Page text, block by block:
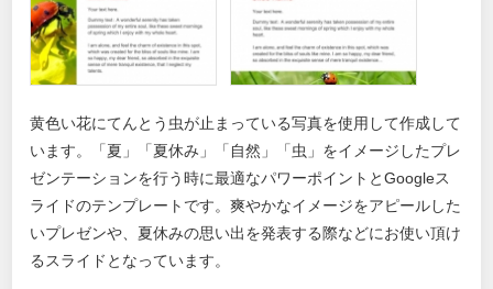
黄色い花にてんとう虫が止まっている写真を使用して作成して
います。「夏」「夏休み」「自然」「虫」をイメージしたプレ
ゼンテーションを行う時に最適なパワーポイントとGoogleス
ライドのテンプレートです。爽やかなイメージをアピールした
いプレゼンや、夏休みの思い出を発表する際などにお使い頂け
るスライドとなっています。